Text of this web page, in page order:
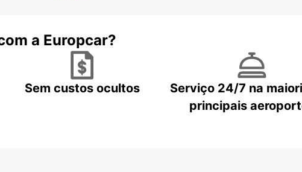
a Europcar?
Sem custos ocultos
Serviço 24/7 na
principais